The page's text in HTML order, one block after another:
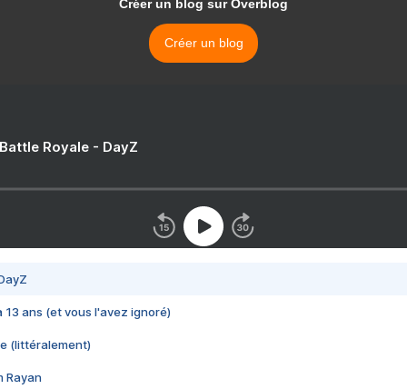
Créer un blog sur Overblog
Créer un blog
Royale - DayZ
13 ans (et vous l'avez ignoré)
(littéralement)
Rayan